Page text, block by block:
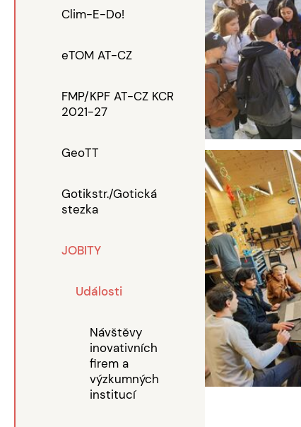
Clim-E-Do!
eTOM AT-CZ
FMP/KPF AT-CZ KCR
2021-27
GeoTT
Gotikstr./Gotická
stezka
JOBITY
Události
Návštěvy
inovativních
firem a
výzkumných
institucí